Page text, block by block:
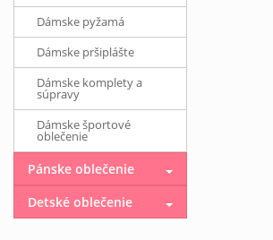
Dámske pyžamá
Dámske pršiplášte
Dámske komplety a
súpravy
Dámske športové
oblečenie
Pánske oblečenie
Detské oblečenie